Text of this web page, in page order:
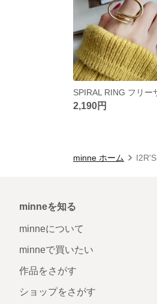
2,190円
minne ホーム
minneを知る
minneについて
minneで買いたい
作品をさがす
ショップをさがす